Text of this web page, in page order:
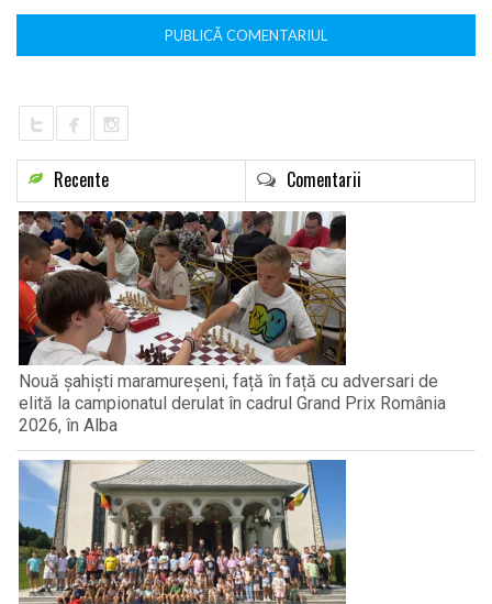
Recente Comentarii
Nouă șahiști maramureșeni, față în față cu adversari de
elită la campionatul derulat în cadrul Grand Prix România
2026, în Alba